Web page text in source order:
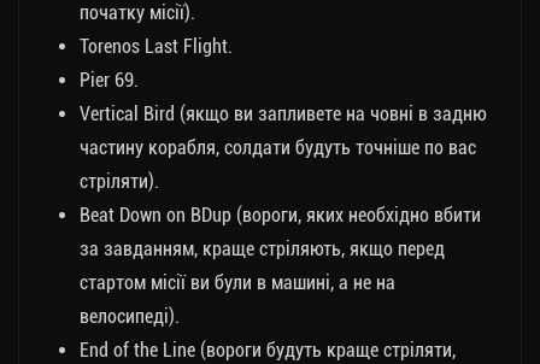
початку місії).
Torenos Last Flight.
Pier 69.
Vertical Bird (якщо ви запливете на човні в задню
частину корабля, солдати будуть точніше по вас
стріляти).
Beat Down on BDup (вороги, яких необхідно вбити
за завданням, краще стріляють, якщо перед
стартом місії ви були в машині, а не на
велосипеді).
End of the Line (вороги будуть краще стріляти,